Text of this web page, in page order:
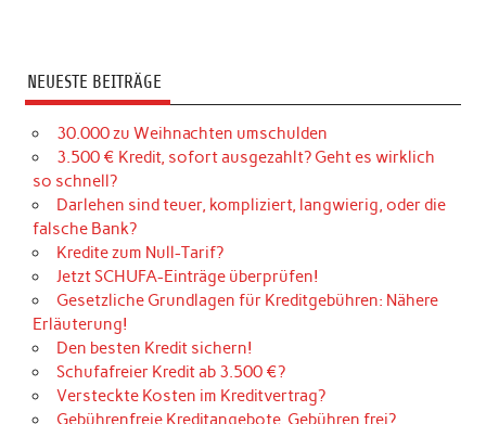
NEUESTE BEITRÄGE
30.000 zu Weihnachten umschulden
3.500 € Kredit, sofort ausgezahlt? Geht es wirklich
so schnell?
Darlehen sind teuer, kompliziert, langwierig, oder die
falsche Bank?
Kredite zum Null-Tarif?
Jetzt SCHUFA-Einträge überprüfen!
Gesetzliche Grundlagen für Kreditgebühren: Nähere
Erläuterung!
Den besten Kredit sichern!
Schufafreier Kredit ab 3.500 €?
Versteckte Kosten im Kreditvertrag?
Gebührenfreie Kreditangebote, Gebühren frei?